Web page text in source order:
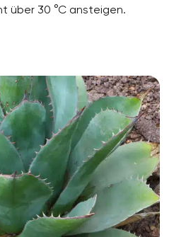
über 30 °C ansteigen.